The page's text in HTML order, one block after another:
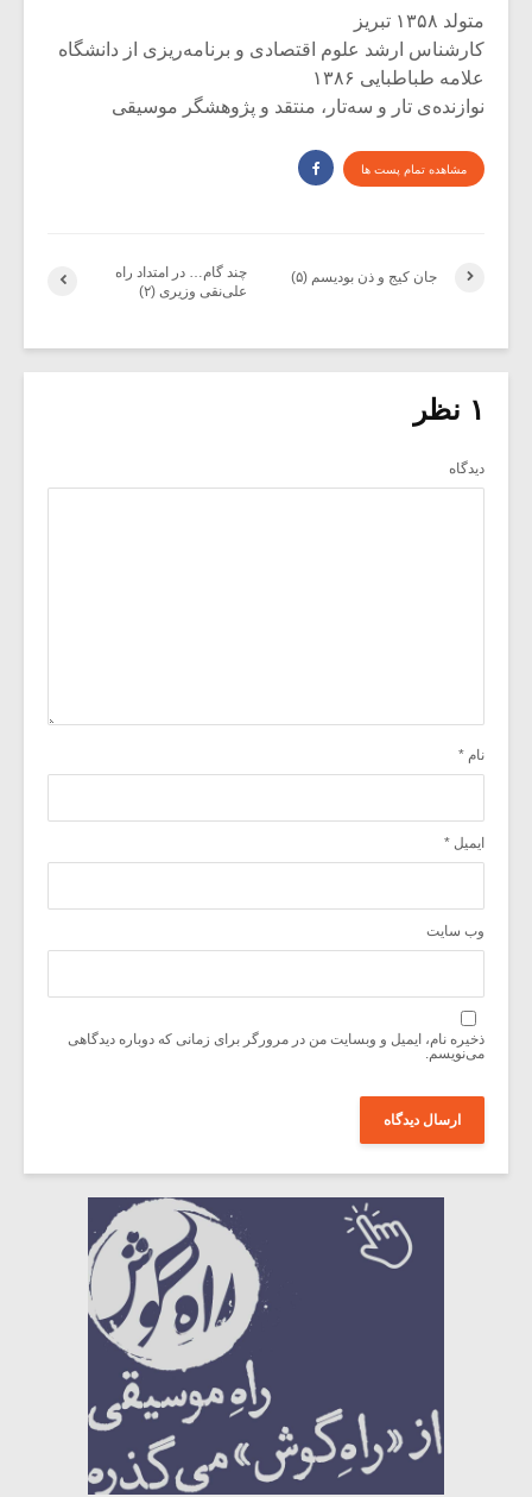
متولد ۱۳۵۸ تبریز
کارشناس ارشد علوم اقتصادی و برنامه‌ریزی از دانشگاه
علامه طباطبایی ۱۳۸۶
نوازنده‌ی تار و سه‌تار، منتقد و پژوهشگر موسیقی
مشاهده تمام پست ها
چند گام… در امتداد راه
علی‌نقی وزیری (۲)
جان کیج و ذن بودیسم (۵)
۱ نظر
دیدگاه
نام *
ایمیل *
وب‌ سایت
ذخیره نام، ایمیل و وبسایت من در مرورگر برای زمانی که دوباره دیدگاهی
می‌نویسم.